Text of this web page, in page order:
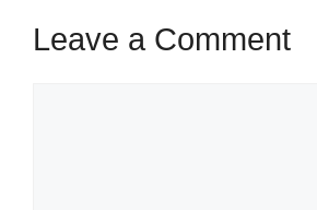
Leave a Comment